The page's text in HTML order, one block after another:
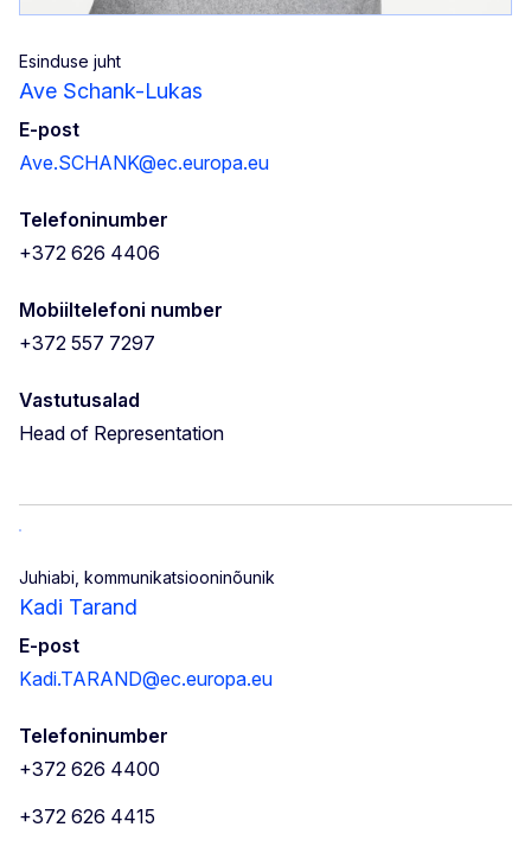
Esinduse juht
Ave Schank-Lukas
E-post
Ave.SCHANK@ec.europa.eu
Telefoninumber
+372 626 4406
Mobiiltelefoni number
+372 557 7297
Vastutusalad
Head of Representation
Juhiabi, kommunikatsiooninõunik
Kadi Tarand
E-post
Kadi.TARAND@ec.europa.eu
Telefoninumber
+372 626 4400
+372 626 4415